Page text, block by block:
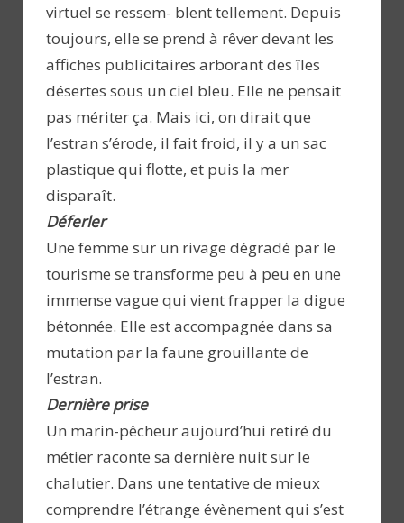
virtuel se ressem- blent tellement. Depuis
toujours, elle se prend à rêver devant les
affiches publicitaires arborant des îles
désertes sous un ciel bleu. Elle ne pensait
pas mériter ça. Mais ici, on dirait que
l’estran s’érode, il fait froid, il y a un sac
plastique qui flotte, et puis la mer
disparaît.
Déferler
Une femme sur un rivage dégradé par le
tourisme se transforme peu à peu en une
immense vague qui vient frapper la digue
bétonnée. Elle est accompagnée dans sa
mutation par la faune grouillante de
l’estran.
Dernière prise
Un marin-pêcheur aujourd’hui retiré du
métier raconte sa dernière nuit sur le
chalutier. Dans une tentative de mieux
comprendre l’étrange évènement qui s’est